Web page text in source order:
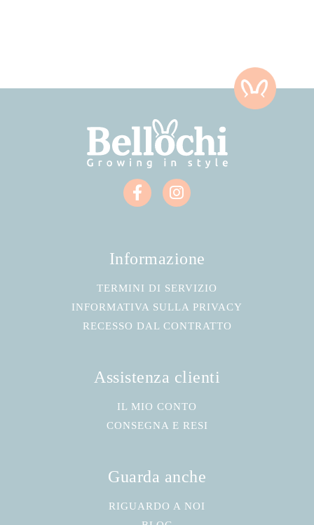
Informazione
TERMINI DI SERVIZIO
INFORMATIVA SULLA PRIVACY
RECESSO DAL CONTRATTO
Assistenza clienti
IL MIO CONTO
CONSEGNA E RESI
Guarda anche
RIGUARDO A NOI